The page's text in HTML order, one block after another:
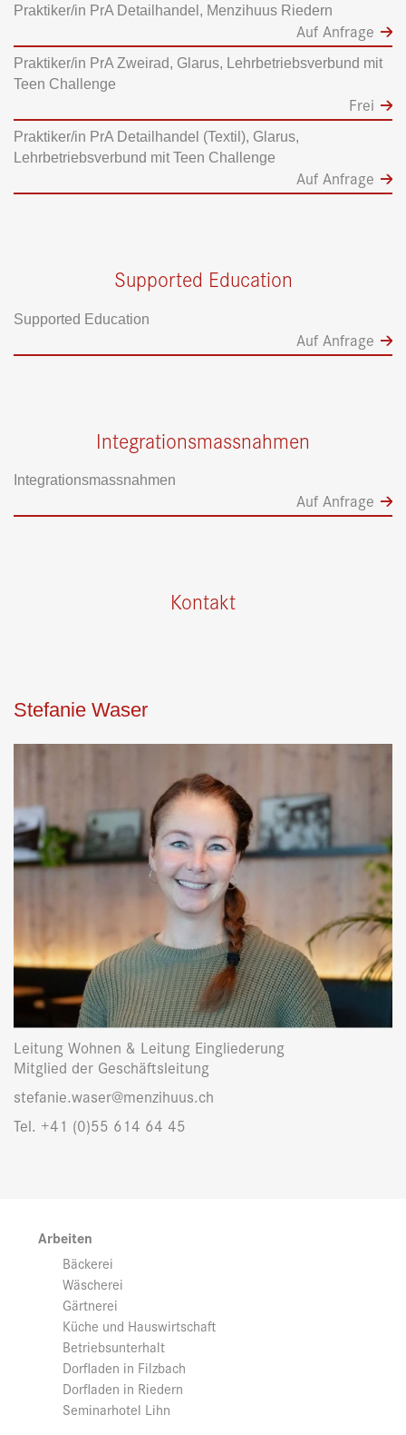
Praktiker/in PrA Detailhandel, Menzihuus Riedern
Auf Anfrage
Praktiker/in PrA Zweirad, Glarus, Lehrbetriebsverbund mit
Teen Challenge
Frei
Praktiker/in PrA Detailhandel (Textil), Glarus,
Lehrbetriebsverbund mit Teen Challenge
Auf Anfrage
Supported Education
Supported Education
Auf Anfrage
Integrationsmassnahmen
Integrationsmassnahmen
Auf Anfrage
Kontakt
Stefanie Waser
Leitung Wohnen & Leitung Eingliederung
Mitglied der Geschäftsleitung
stefanie.waser@menzihuus.ch
Tel. +41 (0)55 614 64 45
Arbeiten
Bäckerei
Wäscherei
Gärtnerei
Küche und Hauswirtschaft
Betriebsunterhalt
Dorfladen in Filzbach
Dorfladen in Riedern
Seminarhotel Lihn